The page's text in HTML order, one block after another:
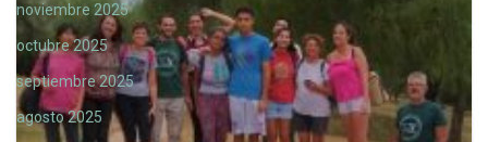
noviembre 2025
octubre 2025
septiembre 2025
agosto 2025